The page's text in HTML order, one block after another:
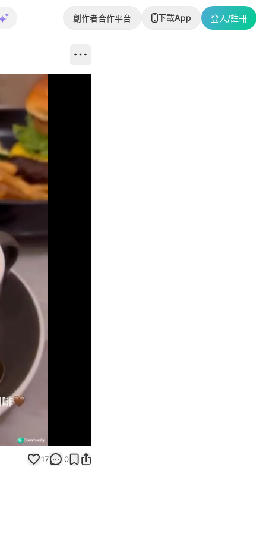
創作者合作平台 下載App 登入/註冊
17 0